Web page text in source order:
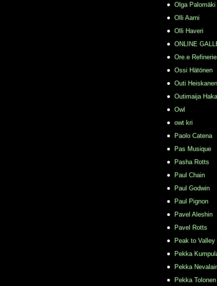
Olga Palomäki
Olli Aarni
Olli Haveri
ONLINE
Ore.e
Ossi Hätönen
Outi Heiskanen
Outimaija
Owl
owt kri
Paolo Catena
Pas Musique
Pasha Rotts
Paul Chain
Paul Godwin
Paul Pignon
Pavel Aleshin
Pavel Rotts
Peak to Valley
Pekka
Pekka
Pekka Tolonen